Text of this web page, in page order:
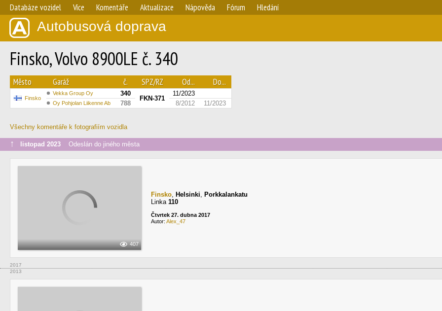
Databáze vozidel Více Komentáře Aktualizace Nápověda Fórum Hledání
Autobusová doprava
Finsko, Volvo 8900LE č. 340
Město Garáž č. SPZ/RZ Od... Do...
Finsko
Vekka Group Oy 340
FKN-371
11/2023
Oy Pohjolan Liikenne Ab 788 8/2012 11/2023
Všechny komentáře k fotografiím vozidla
↑ listopad 2023 Odeslán do jiného města
407
Finsko, Helsinki, Porkkalankatu
Linka 110
Čtvrtek 27. dubna 2017
Autor: Alex_47
2017
2013